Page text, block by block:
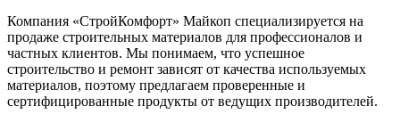
Компания «СтройКомфорт» Майкоп специализируется на
продаже строительных материалов для профессионалов и
частных клиентов. Мы понимаем, что успешное
строительство и ремонт зависят от качества используемых
материалов, поэтому предлагаем проверенные и
сертифицированные продукты от ведущих производителей.